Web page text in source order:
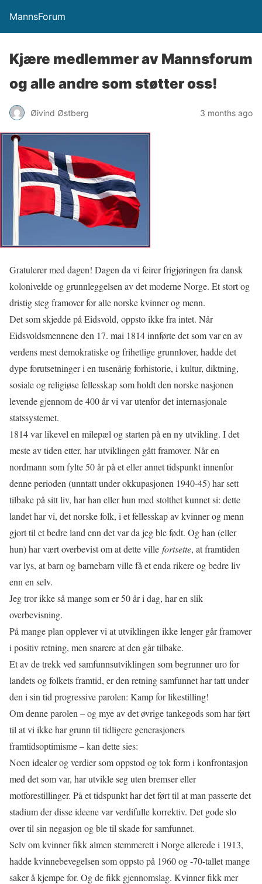
MannsForum
Kjære medlemmer av Mannsforum
og alle andre som støtter oss!
Øivind Østberg 3 months ago
Gratulerer med dagen! Dagen da vi feirer frigjøringen fra dansk
kolonivelde og grunnleggelsen av det moderne Norge. Et stort og
dristig steg framover for alle norske kvinner og menn.
Det som skjedde på Eidsvold, oppsto ikke fra intet. Når
Eidsvoldsmennene den 17. mai 1814 innførte det som var en av
verdens mest demokratiske og frihetlige grunnlover, hadde det
dype forutsetninger i en tusenårig forhistorie, i kultur, diktning,
sosiale og religiøse fellesskap som holdt den norske nasjonen
levende gjennom de 400 år vi var utenfor det internasjonale
statssystemet.
1814 var likevel en milepæl og starten på en ny utvikling. I det
meste av tiden etter, har utviklingen gått framover. Når en
nordmann som fylte 50 år på et eller annet tidspunkt innenfor
denne perioden (unntatt under okkupasjonen 1940-45) har sett
tilbake på sitt liv, har han eller hun med stolthet kunnet si: dette
landet har vi, det norske folk, i et fellesskap av kvinner og menn
gjort til et bedre land enn det var da jeg ble født. Og han (eller
hun) har vært overbevist om at dette ville fortsette, at framtiden
var lys, at barn og barnebarn ville få et enda rikere og bedre liv
enn en selv.
Jeg tror ikke så mange som er 50 år i dag, har en slik
overbevisning.
På mange plan opplever vi at utviklingen ikke lenger går framover
i positiv retning, men snarere at den går tilbake.
Et av de trekk ved samfunnsutviklingen som begrunner uro for
landets og folkets framtid, er den retning samfunnet har tatt under
den i sin tid progressive parolen: Kamp for likestilling!
Om denne parolen – og mye av det øvrige tankegods som har ført
til at vi ikke har grunn til tidligere generasjoners
framtidsoptimisme – kan dette sies:
Noen idealer og verdier som oppstod og tok form i konfrontasjon
med det som var, har utvikle seg uten bremser eller
motforestillinger. På et tidspunkt har det ført til at man passerte det
stadium der disse ideene var verdifulle korrektiv. Det gode slo
over til sin negasjon og ble til skade for samfunnet.
Selv om kvinner fikk almen stemmerett i Norge allerede i 1913,
hadde kvinnebevegelsen som oppsto på 1960 og -70-tallet mange
saker å kjempe for. Og de fikk gjennomslag. Kvinner fikk mer